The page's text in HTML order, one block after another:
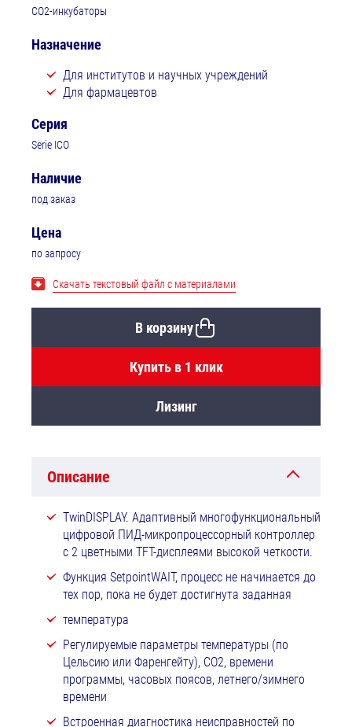
CO2-инкубаторы
Назначение
Для институтов и научных учреждений
Для фармацевтов
Серия
Serie ICO
Наличие
под заказ
Цена
по запросу
Скачать текстовый файл с материалами
В корзину
Купить в 1 клик
Лизинг
Описание
TwinDISPLAY. Адаптивный многофункциональный
цифровой ПИД-микропроцессорный контроллер
с 2 цветными TFT-дисплеями высокой четкости.
Функция SetpointWAIT, процесс не начинается до
тех пор, пока не будет достигнута заданная
температура
Регулируемые параметры температуры (по
Цельсию или Фаренгейту), CO2, времени
программы, часовых поясов, летнего/зимнего
времени
Встроенная диагностика неисправностей по